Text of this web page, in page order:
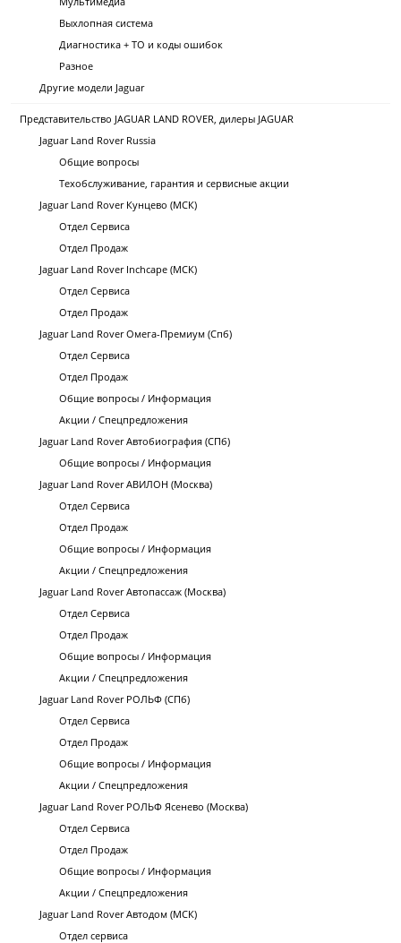
Выхлопная система
Диагностика + ТО и коды ошибок
Разное
Другие модели Jaguar
Представительство JAGUAR LAND ROVER, дилеры JAGUAR
Jaguar Land Rover Russia
Общие вопросы
Техобслуживание, гарантия и сервисные акции
Jaguar Land Rover Кунцево (МСК)
Отдел Сервиса
Отдел Продаж
Jaguar Land Rover Inchcape (МСК)
Отдел Сервиса
Отдел Продаж
Jaguar Land Rover Омега-Премиум (Спб)
Отдел Сервиса
Отдел Продаж
Общие вопросы / Информация
Акции / Спецпредложения
Jaguar Land Rover Автобиография (СПб)
Общие вопросы / Информация
Jaguar Land Rover АВИЛОН (Москва)
Отдел Сервиса
Отдел Продаж
Общие вопросы / Информация
Акции / Спецпредложения
Jaguar Land Rover Автопассаж (Москва)
Отдел Сервиса
Отдел Продаж
Общие вопросы / Информация
Акции / Спецпредложения
Jaguar Land Rover РОЛЬФ (СПб)
Отдел Сервиса
Отдел Продаж
Общие вопросы / Информация
Акции / Спецпредложения
Jaguar Land Rover РОЛЬФ Ясенево (Москва)
Отдел Сервиса
Отдел Продаж
Общие вопросы / Информация
Акции / Спецпредложения
Jaguar Land Rover Автодом (МСК)
Отдел сервиса